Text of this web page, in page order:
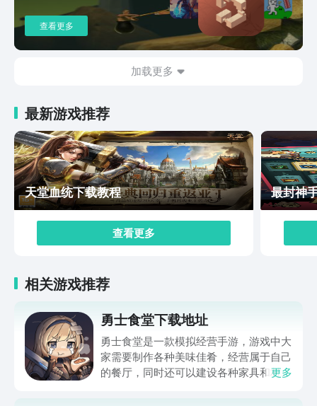
查看更多
加载更多
最新游戏推荐
天堂血统下载教程
查看更多
最封神
相关游戏推荐
勇士食堂下载地址
勇士食堂是一款模拟经营手游，游戏中大
家需要制作各种美味佳肴，经营属于自己
的餐厅，同时还可以建设各种家具和村更多